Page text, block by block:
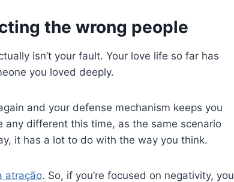
the wrong people
isn’t your fault. Your love life so far has
you loved deeply.
and your defense mechanism keeps you
different this time, as the same scenario
it has a lot to do with the way you think.
atração. So, if you’re focused on negativity, you